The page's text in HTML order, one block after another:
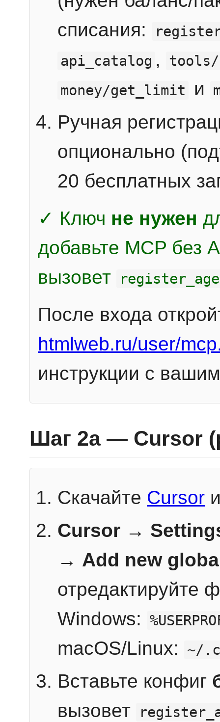
списания:
api_catalog ,
money/get_limit
и
Ручная
опционально
20 бесплатных
✓ Ключ не нужен
добавьте MCP без
вызовет
После входа
htmlweb.ru/user/
инструкции с
Шаг 2a — Cursor
Скачайте Cursor
Cursor →
→ Add new
отредактируйте
Windows:
macOS/Linux: ~/
Вставьте конфиг
вызовет